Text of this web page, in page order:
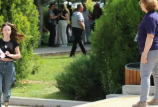
Kırklareli
Kırşehir
Kocaeli
Konya
Kütahya